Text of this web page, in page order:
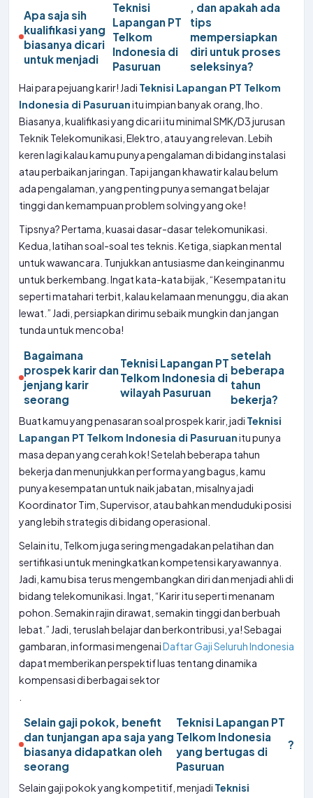
Apa saja sih
kualifikasi yang
biasanya dicari
untuk menjadi
Teknisi
Lapangan PT
Telkom
Indonesia di
Pasuruan
, dan apakah ada
tips
mempersiapkan
diri untuk proses
seleksinya?
Hai para pejuang karir! Jadi Teknisi Lapangan PT Telkom
Indonesia di Pasuruanitu impian banyak orang, lho.
Biasanya, kualifikasi yang dicari itu minimal SMK/D3 jurusan
Teknik Telekomunikasi, Elektro, atau yang relevan. Lebih
keren lagi kalau kamu punya pengalaman di bidang instalasi
atau perbaikan jaringan. Tapi jangan khawatir kalau belum
ada pengalaman, yang penting punya semangat belajar
tinggi dan kemampuan problem solving yang oke!
Tipsnya? Pertama, kuasai dasar-dasar telekomunikasi.
Kedua, latihan soal-soal tes teknis. Ketiga, siapkan mental
untuk wawancara. Tunjukkan antusiasme dan keinginanmu
untuk berkembang. Ingat kata-kata bijak, “Kesempatan itu
seperti matahari terbit, kalau kelamaan menunggu, dia akan
lewat.” Jadi, persiapkan dirimu sebaik mungkin dan jangan
tunda untuk mencoba!
Bagaimana
prospek karir dan
jenjang karir
seorang
Teknisi Lapangan PT
Telkom Indonesia di
wilayah Pasuruan
setelah
beberapa
tahun
bekerja?
Buat kamu yang penasaran soal prospek karir, jadi Teknisi
Lapangan PT Telkom Indonesia di Pasuruanitu punya
masa depan yang cerah kok! Setelah beberapa tahun
bekerja dan menunjukkan performa yang bagus, kamu
punya kesempatan untuk naik jabatan, misalnya jadi
Koordinator Tim, Supervisor, atau bahkan menduduki posisi
yang lebih strategis di bidang operasional.
Selain itu, Telkom juga sering mengadakan pelatihan dan
sertifikasi untuk meningkatkan kompetensi karyawannya.
Jadi, kamu bisa terus mengembangkan diri dan menjadi ahli di
bidang telekomunikasi. Ingat, “Karir itu seperti menanam
pohon. Semakin rajin dirawat, semakin tinggi dan berbuah
lebat.” Jadi, teruslah belajar dan berkontribusi, ya! Sebagai
gambaran, informasi mengenaiDaftar Gaji Seluruh Indonesia
dapat memberikan perspektif luas tentang dinamika
kompensasi di berbagai sektor
Selain gaji pokok, benefit
dan tunjangan apa saja yang
biasanya didapatkan oleh
seorang
Teknisi Lapangan PT
Telkom Indonesia
yang bertugas di
Pasuruan
?
Selain gaji pokok yang kompetitif, menjadi Teknisi